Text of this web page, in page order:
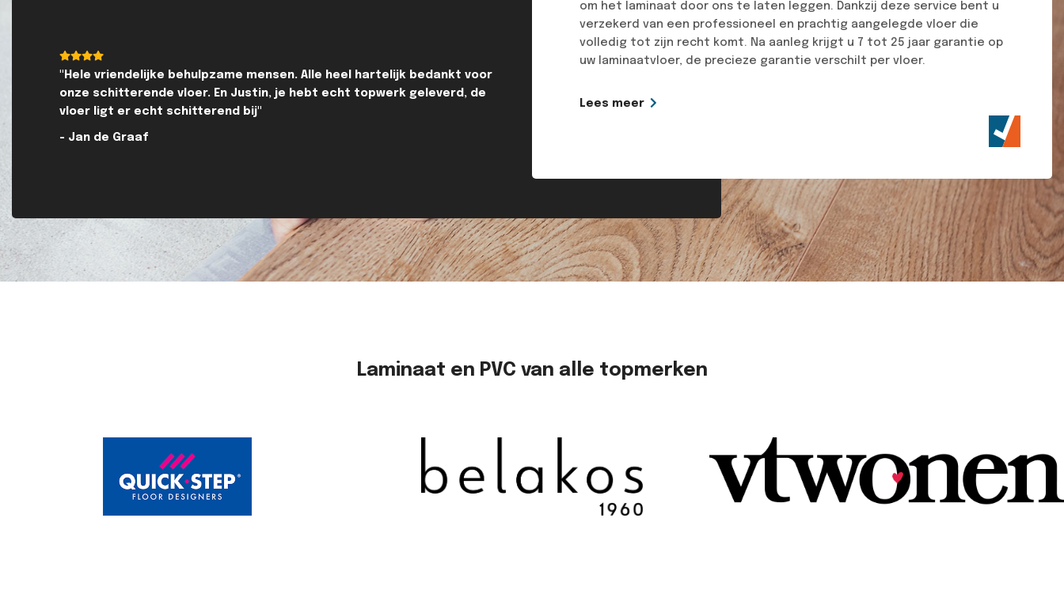
"Hele vriendelijke behulpzame mensen. Alle heel hartelijk bedankt voor
onze schitterende vloer. En Justin, je hebt echt topwerk geleverd, de
vloer ligt er echt schitterend bij"
- Jan de Graaf
om het laminaat door ons te laten leggen. Dankzij deze service bent u
verzekerd van een professioneel en prachtig aangelegde vloer die
volledig tot zijn recht komt. Na aanleg krijgt u 7 tot 25 jaar garantie op
uw laminaatvloer, de precieze garantie verschilt per vloer.
Lees meer
Laminaat en PVC van alle topmerken